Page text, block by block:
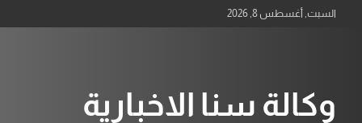
السبت, أغسطس 8, 2026
وكالة سنا الاخبارية